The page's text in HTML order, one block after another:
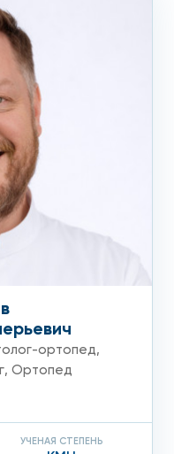
ортопед,
, Ортопед
УЧЕНАЯ СТЕПЕНЬ